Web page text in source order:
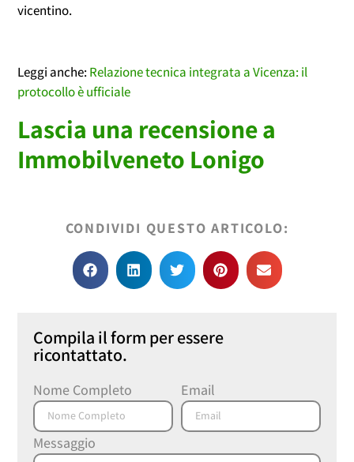
vicentino.
Leggi anche:Relazione tecnica integrata a Vicenza: il
protocollo è ufficiale
Lascia una recensione a
Immobilveneto Lonigo
CONDIVIDI QUESTO ARTICOLO:
Compila il form per essere
ricontattato.
Nome Completo Email
Messaggio